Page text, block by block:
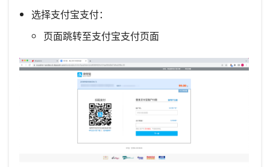
选择支付宝支付：
页面跳转至支付宝支付页面